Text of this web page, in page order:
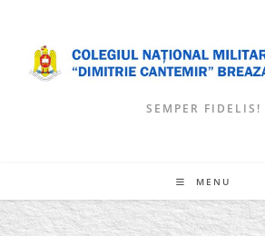
content
SEMPER FIDELIS!
MENU